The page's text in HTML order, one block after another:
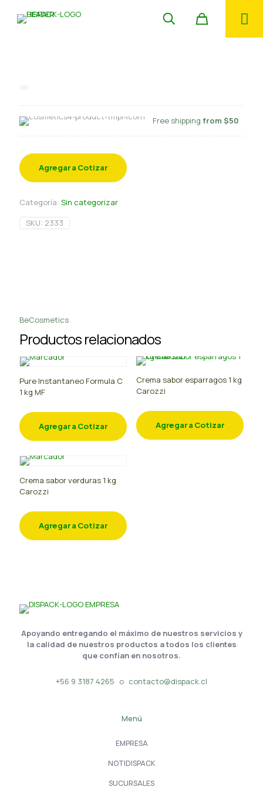
Free shipping from $50
Agregar a Cotizar
Categoría: Sin categorizar
SKU: 2333
BeCosmetics
Productos relacionados
Pure Instantaneo Formula C
1 kg MF
Agregar a Cotizar
Crema sabor esparragos 1 kg
Carozzi
Agregar a Cotizar
Crema sabor verduras 1 kg
Carozzi
Agregar a Cotizar
Apoyando entregando el máximo de nuestros servicios y
la calidad de nuestros productos a todos los clientes
que confían en nosotros.
+56 9 3187 4265 o contacto@dispack.cl
Menú
EMPRESA
NOTIDISPACK
SUCURSALES